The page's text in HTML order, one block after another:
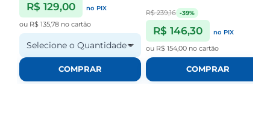
R$ 129,00 no PIX
ou R$ 135,78 no cartão
Selecione o Quantidade
COMPRAR
R$ 239,16 -39%
R$ 146,30 no PIX
ou R$ 154,00 no cartão
COMPRAR